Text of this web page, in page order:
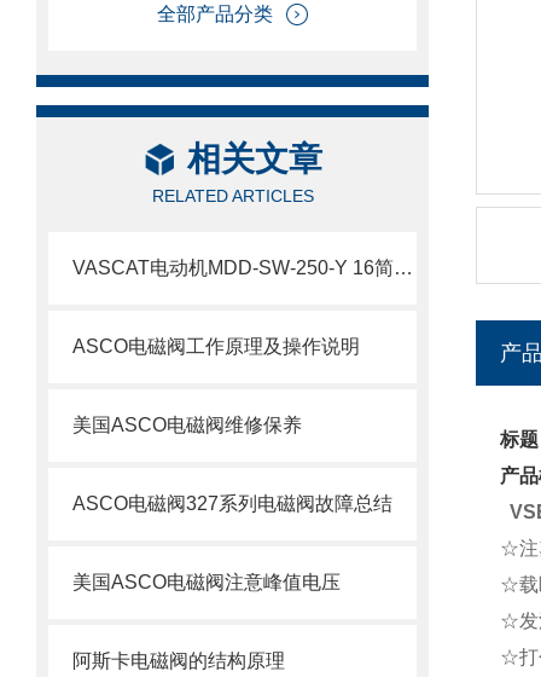
全部产品分类
相关文章
RELATED ARTICLES
VASCAT电动机MDD-SW-250-Y 16简要介绍
ASCO电磁阀工作原理及操作说明
美国ASCO电磁阀维修保养
ASCO电磁阀327系列电磁阀故障总结
美国ASCO电磁阀注意峰值电压
阿斯卡电磁阀的结构原理
产
标
产
☆注
☆载
☆发
☆打